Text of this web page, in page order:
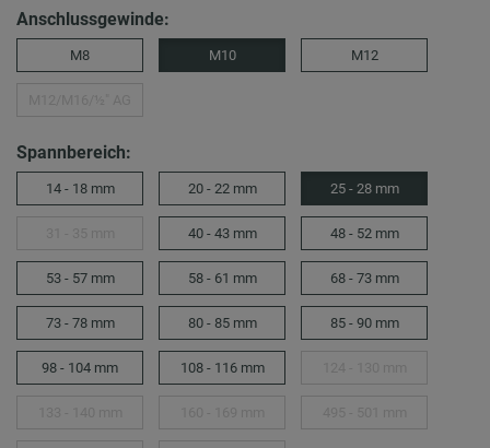
Anschlussgewinde:
M8 M10 M12
Spannbereich:
14 - 18 mm 20 - 22 mm 25 - 28 mm
40 - 43 mm 48 - 52 mm
53 - 57 mm 58 - 61 mm 68 - 73 mm
73 - 78 mm 80 - 85 mm 85 - 90 mm
98 - 104 mm 108 - 116 mm